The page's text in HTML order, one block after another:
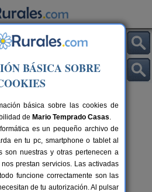
de Villanueva del
BÁSICA SOBRE
básica sobre las cookies de
de Mario Temprado Casas.
es un pequeño archivo de
en tu pc, smartphone o tablet al
son nuestras y otras pertenecen a
prestan servicios. Las activadas
funcione correctamente son las
de tu autorización. Al pulsar